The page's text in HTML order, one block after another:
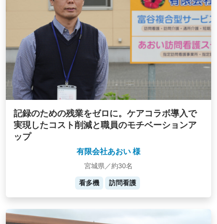
記録のための残業をゼロに。ケアコラボ導入で
実現したコスト削減と職員のモチベーションア
ップ
有限会社あおい 様
宮城県／約30名
看多機 訪問看護